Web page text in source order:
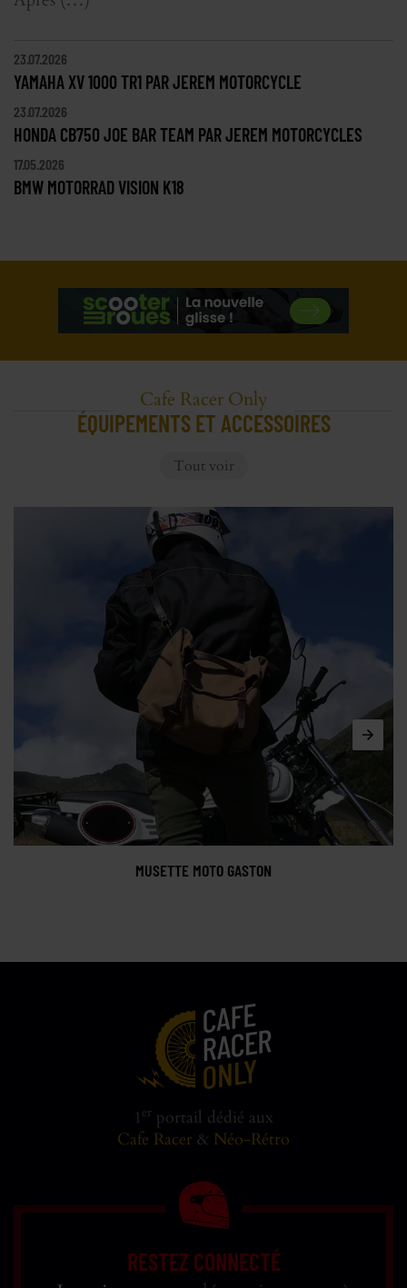
23.07.2026
YAMAHA XV 1000 TR1 PAR JEREM MOTORCYCLE
23.07.2026
HONDA CB750 JOE BAR TEAM PAR JEREM MOTORCYCLES
17.05.2026
BMW MOTORRAD VISION K18
Cafe Racer Only
ÉQUIPEMENTS ET ACCESSOIRES
Tout voir
MUSETTE MOTO GASTON
1 er portail dédié aux
Cafe Racer & Néo-Rétro
RESTEZ CONNECTÉ